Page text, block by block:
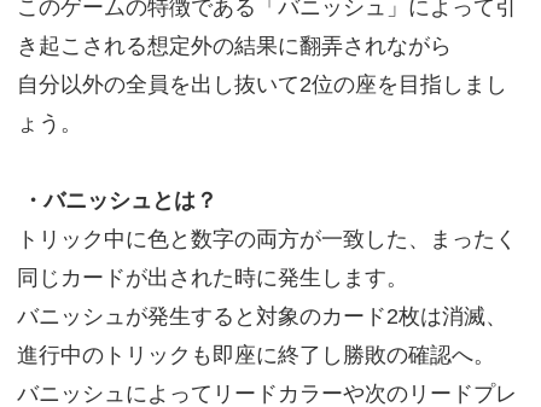
このゲームの特徴である「バニッシュ」によって引
き起こされる想定外の結果に翻弄されながら
自分以外の全員を出し抜いて2位の座を目指しまし
ょう。
・バニッシュとは？
トリック中に色と数字の両方が一致した、まったく
同じカードが出された時に発生します。
バニッシュが発生すると対象のカード2枚は消滅、
進行中のトリックも即座に終了し勝敗の確認へ。
バニッシュによってリードカラーや次のリードプレ